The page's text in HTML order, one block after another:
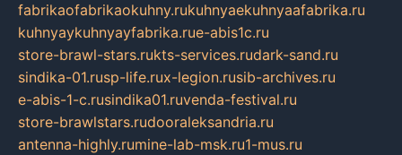
fabrikaofabrikaokuhny.rukuhnyaekuhnyaafabrika.ru
kuhnyaykuhnyayfabrika.rue-abis1c.ru
store-brawl-stars.rukts-services.rudark-sand.ru
sindika-01.rusp-life.rux-legion.rusib-archives.ru
e-abis-1-c.rusindika01.ruvenda-festival.ru
store-brawlstars.rudooraleksandria.ru
antenna-highly.rumine-lab-msk.ru1-mus.ru